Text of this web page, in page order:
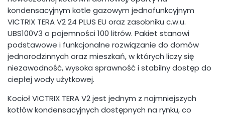
kondensacyjnym kotle gazowym jednofunkcyjnym
VICTRIX TERA V2 24 PLUS EU oraz zasobniku c.w.u.
UBS100V3 o pojemności 100 litrów. Pakiet stanowi
podstawowe i funkcjonalne rozwiązanie do domów
jednorodzinnych oraz mieszkań, w których liczy się
niezawodność, wysoka sprawność i stabilny dostęp do
ciepłej wody użytkowej.
Kocioł VICTRIX TERA V2 jest jednym z najmniejszych
kotłów kondensacyjnych dostępnych na rynku, co